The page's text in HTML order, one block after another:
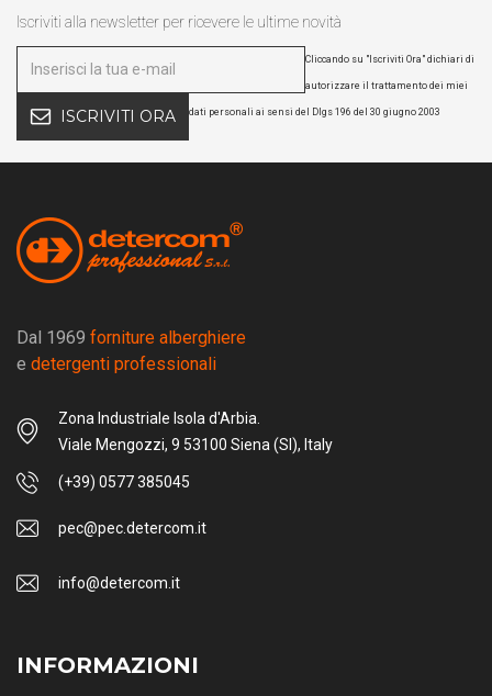
Iscriviti alla newsletter per ricevere le ultime novità
ISCRIVITI ORA
Cliccando su "Iscriviti Ora" dichiari di
autorizzare il trattamento dei miei
dati personali ai sensi del Dlgs 196 del 30 giugno 2003
Dal 1969 forniture alberghiere
e detergenti professionali
Zona Industriale Isola d'Arbia.
Viale Mengozzi, 9 53100 Siena (SI), Italy
(+39) 0577 385045
pec@pec.detercom.it
info@detercom.it
INFORMAZIONI